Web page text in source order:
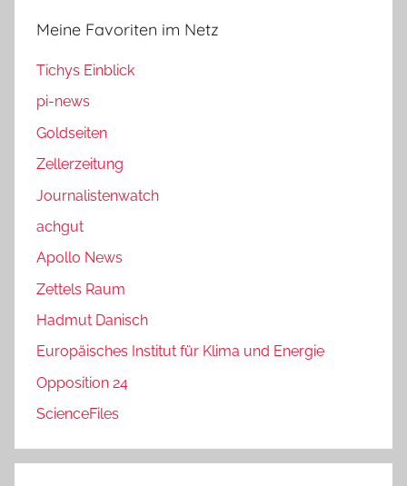
Meine Favoriten im Netz
Tichys Einblick
pi-news
Goldseiten
Zellerzeitung
Journalistenwatch
achgut
Apollo News
Zettels Raum
Hadmut Danisch
Europäisches Institut für Klima und Energie
Opposition 24
ScienceFiles